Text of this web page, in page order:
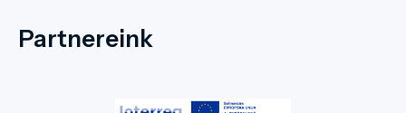
Partnereink